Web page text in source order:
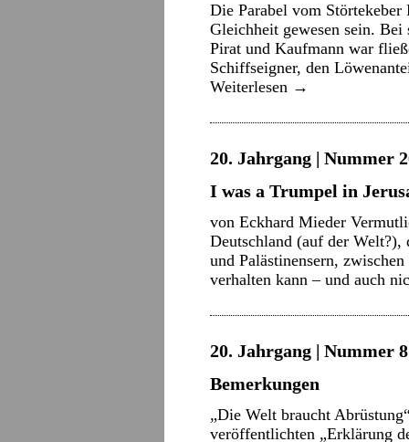
Die Parabel vom
Gleichheit gewesen sein.
Pirat und Kaufmann war
Schiffseigner, den
Weiterlesen →
20. Jahrgang | Nummer
I was a Trumpel in
von Eckhard Mieder
Deutschland (auf der
und Palästinensern,
verhalten kann – und auch
20. Jahrgang | Nummer
Bemerkungen
„Die Welt braucht
veröffentlichten „Erklärung